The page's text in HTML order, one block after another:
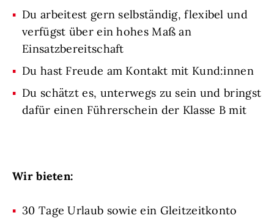
Du arbeitest gern selbständig, flexibel und
verfügst über ein hohes Maß an
Einsatzbereitschaft
Du hast Freude am Kontakt mit Kund:innen
Du schätzt es, unterwegs zu sein und bringst
dafür einen Führerschein der Klasse B mit
Wir bieten:
30 Tage Urlaub sowie ein Gleitzeitkonto